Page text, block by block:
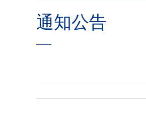
通知公告